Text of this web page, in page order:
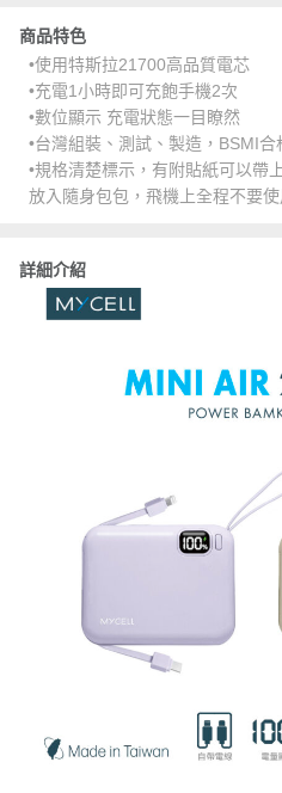
商品特色
•使用特斯拉21700高品質電芯
•充電1小時即可充飽手機2次
•數位顯示 充電狀態一目瞭然
•台灣組裝、測試、製造，BSMI合
•規格清楚標示，有附貼紙可以帶
放入隨身包包，飛機上全程不要
詳細介紹